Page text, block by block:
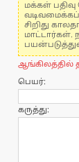
மக்கள்
சிறிது
மாட்டார்கள்.
ஆங்கிலத்தில்
பெயர்:
கருத்து: